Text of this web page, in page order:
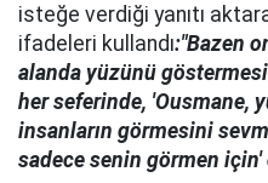
isteğe verdiği yanıtı
ifadeleri kullandı:"Bazen
alanda yüzünü
her seferinde, 'Ousmane,
insanların görmesini
sadece senin görmen için'